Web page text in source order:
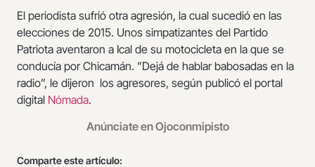
El periodista sufrió otra agresión, la cual sucedió en las
elecciones de 2015. Unos simpatizantes del Partido
Patriota aventaron a Ical de su motocicleta en la que se
conducía por Chicamán. ”Dejá de hablar babosadas en la
radio”, le dijeron los agresores, según publicó el portal
digital Nómada.
Anúnciate en Ojoconmipisto
Comparte este artículo: